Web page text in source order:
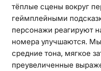
тёплые сцены вокруг
геймплейными
персонажи реагируют
номера улучшаются.
средние тона, мягкое
преувеличенные